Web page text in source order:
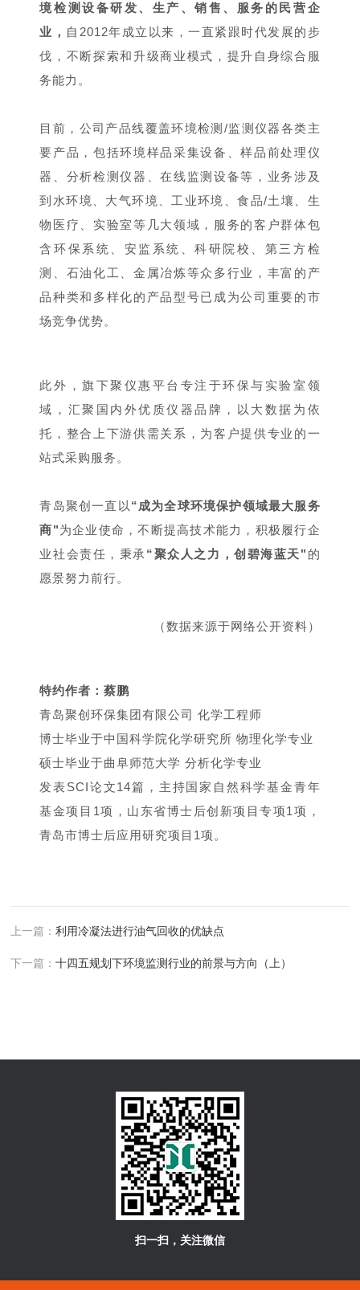
境检测设备研发、生产、销售、服务的民营企
业， 自2012年成立以来，一直紧跟时代发展的步
伐，不断探索和升级商业模式，提升自身综合服
务能力。
目前，公司产品线覆盖环境检测/监测仪器各类主
要产品，包括环境样品采集设备、样品前处理仪
器、分析检测仪器、在线监测设备等，业务涉及
到水环境、大气环境、工业环境、食品/土壤、生
物医疗、实验室等几大领域，服务的客户群体包
含环保系统、安监系统、科研院校、第三方检
测、石油化工、金属冶炼等众多行业，丰富的产
品种类和多样化的产品型号已成为公司重要的市
场竞争优势。
此外，旗下聚仪惠平台专注于环保与实验室领
域，汇聚国内外优质仪器品牌，以大数据为依
托，整合上下游供需关系，为客户提供专业的一
站式采购服务。
青岛聚创一直以 “成为全球环境保护领域最大服务
商"为企业使命，不断提高技术能力，积极履行企
业社会责任，秉承 “聚众人之力，创碧海蓝天" 的
愿景努力前行。
（数据来源于网络公开资料）
特约作者：蔡鹏
青岛聚创环保集团有限公司 化学工程师
博士毕业于中国科学院化学研究所 物理化学专业
硕士毕业于曲阜师范大学 分析化学专业
发表SCI论文14篇，主持国家自然科学基金青年
基金项目1项，山东省博士后创新项目专项1项，
青岛市博士后应用研究项目1项。
上一篇：利用冷凝法进行油气回收的优缺点
下一篇：十四五规划下环境监测行业的前景与方向（上）
扫一扫，关注微信